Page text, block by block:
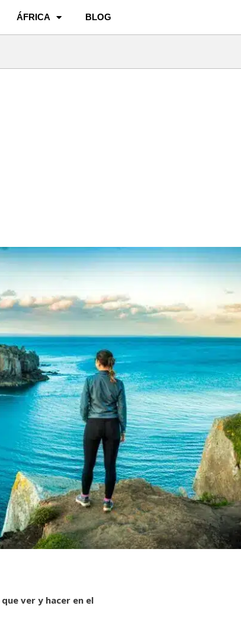
ÁFRICA BLOG
que ver y hacer en el